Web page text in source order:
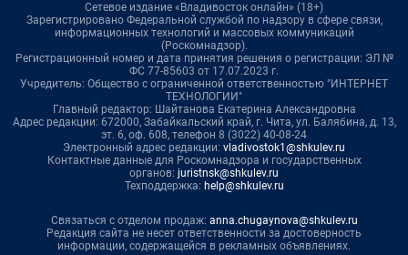
Сетевое издание «Владивосток онлайн» (18+)
Зарегистрировано Федеральной службой по надзору в сфере связи,
информационных технологий и массовых коммуникаций
(Роскомнадзор).
Регистрационный номер и дата принятия решения о регистрации: ЭЛ №
ФС 77-85603 от 17.07.2023 г.
Учредитель: Общество с ограниченной ответственностью "ИНТЕРНЕТ
ТЕХНОЛОГИИ"
Главный редактор: Шайтанова Екатерина Александровна
Адрес редакции: 672000, Забайкальский край, г. Чита, ул. Балябина, д. 13,
эт. 6, оф. 608, телефон 8 (3022) 40-08-24
Электронный адрес редакции: vladivostok1@shkulev.ru
Контактные данные для Роскомнадзора и государственных
органов: juristnsk@shkulev.ru
Техподдержка: help@shkulev.ru
Связаться с отделом продаж: anna.chugaynova@shkulev.ru
Редакция сайта не несет ответственности за достоверность
информации, содержащейся в рекламных объявлениях.